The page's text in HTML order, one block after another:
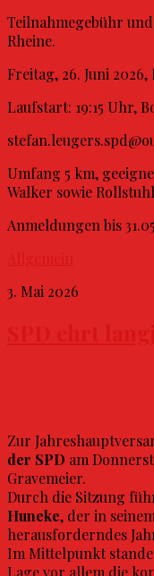
Teilnahmegebühr
Rheine.
Freitag, 26. Juni
Laufstart: 19:15 Uhr,
Umfang 5 km,
Walker sowie
Anmeldungen bis
3. Mai 2026
Zur
der SPD am
Gravemeier.
Durch die Sitzung
Huneke, der in
herausforderndes
Im Mittelpunkt
Lage vor allem die